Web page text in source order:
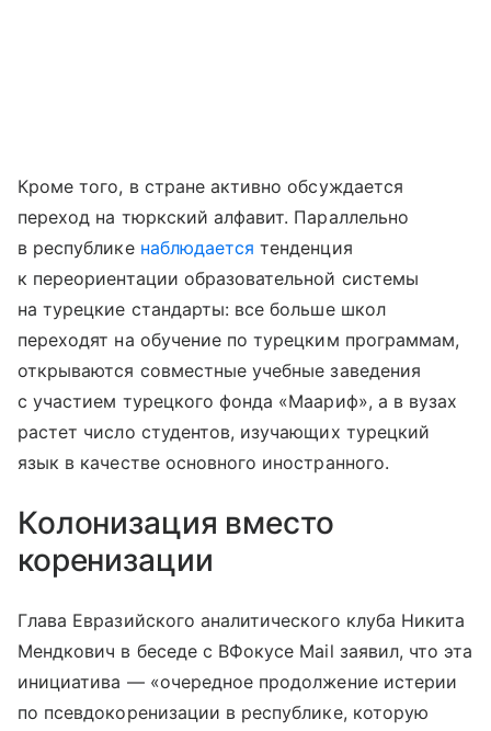
Кроме того, в стране активно обсуждается
переход на тюркский алфавит. Параллельно
в республике наблюдается тенденция
к переориентации образовательной системы
на турецкие стандарты: все больше школ
переходят на обучение по турецким программам,
открываются совместные учебные заведения
с участием турецкого фонда «Маариф», а в вузах
растет число студентов, изучающих турецкий
язык в качестве основного иностранного.
Колонизация вместо
коренизации
Глава Евразийского аналитического клуба Никита
Мендкович в беседе с ВФокусе Mail заявил, что эта
инициатива — «очередное продолжение истерии
по псевдокоренизации в республике, которую